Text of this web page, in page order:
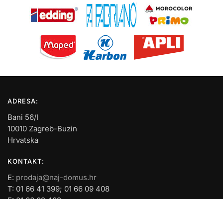
ADRESA:
Bani 56/I
10010 Zagreb-Buzin
Hrvatska
KONTAKT:
E: prodaja@naj-domus.hr
T: 01 66 41 399; 01 66 09 408